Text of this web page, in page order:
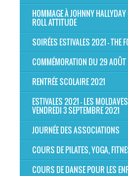
HOMMAGE À JOHNNY
ROLL ATTITUDE
SOIRÉES ESTIVALES 2021 - THE
COMMÉMORATION DU 29 AOÛT
RENTRÉE SCOLAIRE 2021
ESTIVALES 2021 - LES
VENDREDI 3 SEPTEMBRE 2021
JOURNÉE DES ASSOCIATIONS
COURS DE PILATES, YOGA,
COURS DE DANSE POUR LES